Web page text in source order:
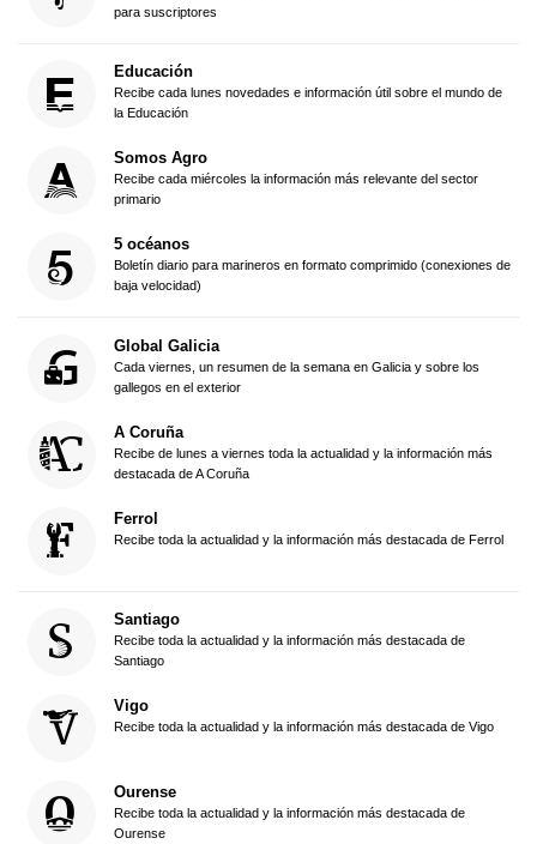
para suscriptores
Educación
Recibe cada lunes novedades e información útil sobre el mundo de
la Educación
Somos Agro
Recibe cada miércoles la información más relevante del sector
primario
5 océanos
Boletín diario para marineros en formato comprimido (conexiones de
baja velocidad)
Global Galicia
Cada viernes, un resumen de la semana en Galicia y sobre los
gallegos en el exterior
A Coruña
Recibe de lunes a viernes toda la actualidad y la información más
destacada de A Coruña
Ferrol
Recibe toda la actualidad y la información más destacada de Ferrol
Santiago
Recibe toda la actualidad y la información más destacada de
Santiago
Vigo
Recibe toda la actualidad y la información más destacada de Vigo
Ourense
Recibe toda la actualidad y la información más destacada de
Ourense